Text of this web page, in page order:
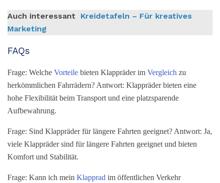
Auch interessant
Kreidetafeln – Für kreatives
Marketing
FAQs
Frage: Welche Vorteile bieten Klappräder im Vergleich zu
herkömmlichen Fahrrädern? Antwort: Klappräder bieten eine
hohe Flexibilität beim Transport und eine platzsparende
Aufbewahrung.
Frage: Sind Klappräder für längere Fahrten geeignet? Antwort: Ja,
viele Klappräder sind für längere Fahrten geeignet und bieten
Komfort und Stabilität.
Frage: Kann ich mein Klapprad im öffentlichen Verkehr